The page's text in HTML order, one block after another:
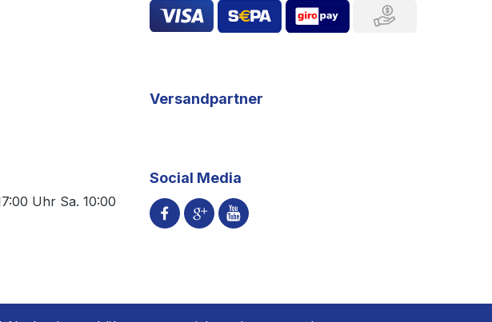
Uhr Sa. 10:00
Versandpartner
Social Media